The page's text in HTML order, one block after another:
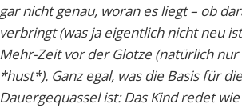
gar nicht genau, woran es liegt – ob
verbringt (was ja eigentlich nicht neu
Mehr-Zeit vor der Glotze (natürlich
*hust*). Ganz egal, was die Basis für
Dauergequassel ist: Das Kind redet